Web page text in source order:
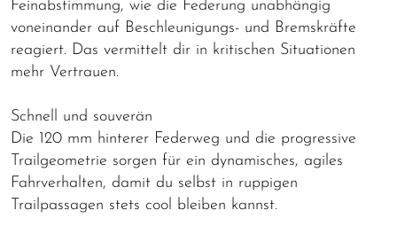
Feinabstimmung, wie die Federung unabhängig
voneinander auf Beschleunigungs- und Bremskräfte
reagiert. Das vermittelt dir in kritischen Situationen
mehr Vertrauen.
Schnell und souverän
Die 120 mm hinterer Federweg und die progressive
Trailgeometrie sorgen für ein dynamisches, agiles
Fahrverhalten, damit du selbst in ruppigen
Trailpassagen stets cool bleiben kannst.